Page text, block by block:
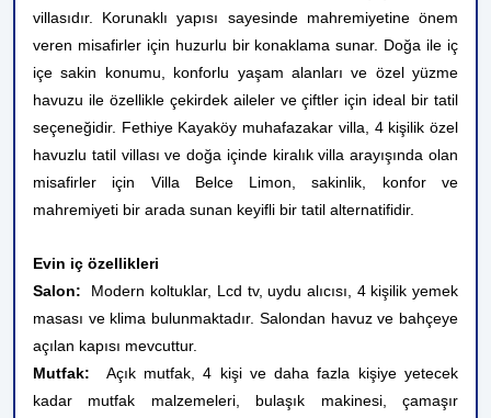
villasıdır. Korunaklı yapısı sayesinde mahremiyetine önem
veren misafirler için huzurlu bir konaklama sunar. Doğa ile iç
içe sakin konumu, konforlu yaşam alanları ve özel yüzme
havuzu ile özellikle çekirdek aileler ve çiftler için ideal bir tatil
seçeneğidir. Fethiye Kayaköy muhafazakar villa, 4 kişilik özel
havuzlu tatil villası ve doğa içinde kiralık villa arayışında olan
misafirler için Villa Belce Limon, sakinlik, konfor ve
mahremiyeti bir arada sunan keyifli bir tatil alternatifidir.
Evin iç özellikleri
Salon:
Modern koltuklar, Lcd tv, uydu alıcısı, 4 kişilik yemek
masası ve klima bulunmaktadır. Salondan havuz ve bahçeye
açılan kapısı mevcuttur.
Mutfak:
Açık mutfak, 4 kişi ve daha fazla kişiye yetecek
kadar mutfak malzemeleri, bulaşık makinesi, çamaşır